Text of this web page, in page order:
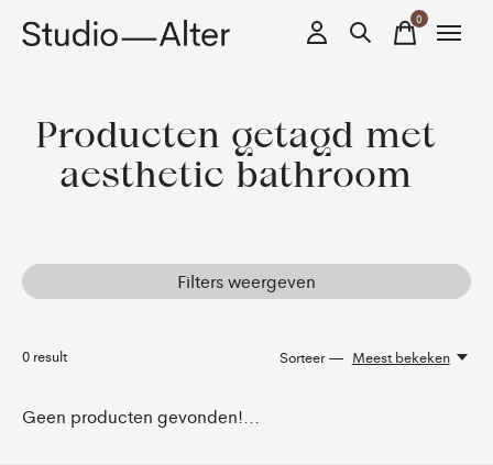
0items
Producten getagd met
aesthetic bathroom
Filters weergeven
0 result Sorteer — Meest bekeken
Geen producten gevonden!...